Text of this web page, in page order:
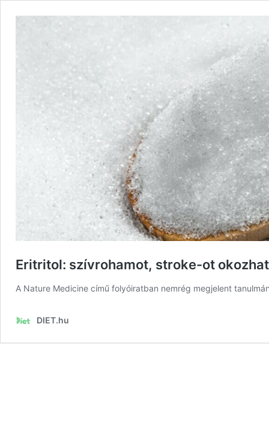
Eritritol: szívrohamot, stroke-ot
A Nature Medicine című folyóiratban nemrég megjelent
DIET.hu